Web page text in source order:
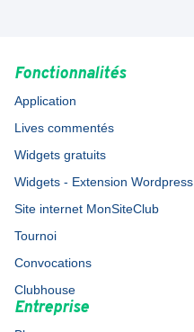
Fonctionnalités
Application
Lives commentés
Widgets gratuits
Widgets - Extension Wordpress
Site internet MonSiteClub
Tournoi
Convocations
Clubhouse
Entreprise